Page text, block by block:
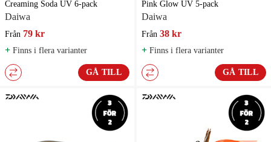
Creaming Soda UV 6-pack
Daiwa
Från 79 kr
+ Finns i flera varianter
GÅ TILL
Pink Glow UV 5-pack
Daiwa
Från 38 kr
+ Finns i flera varianter
GÅ TILL